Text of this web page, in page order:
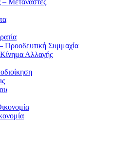
Μετανάστες
Συμμαχία
Αλλαγής